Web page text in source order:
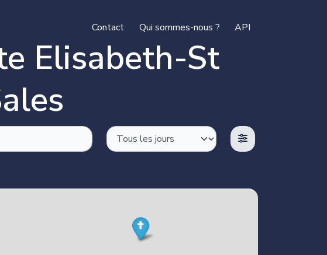
Contact Qui sommes-nous ? API
Elisabeth-St